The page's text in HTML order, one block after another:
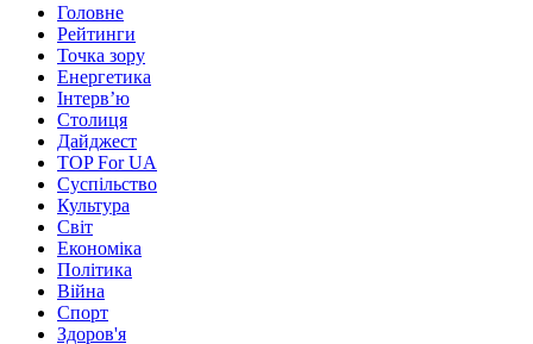
Головне
Рейтинги
Точка зору
Енергетика
Інтерв’ю
Столиця
Дайджест
TOP For UA
Суспiльство
Культура
Світ
Економіка
Політика
Війна
Спорт
Здоров'я